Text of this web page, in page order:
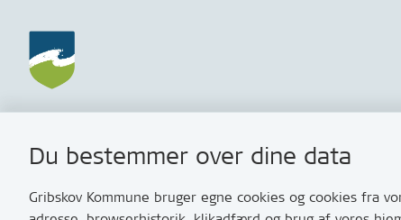
Rådhusvej 3
Skriv til
med os?
Du bestemmer over dine data
Gribskov Kommune bruger egne cookies og cookies fra